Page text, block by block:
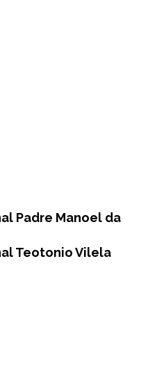
Teotonio Vilela